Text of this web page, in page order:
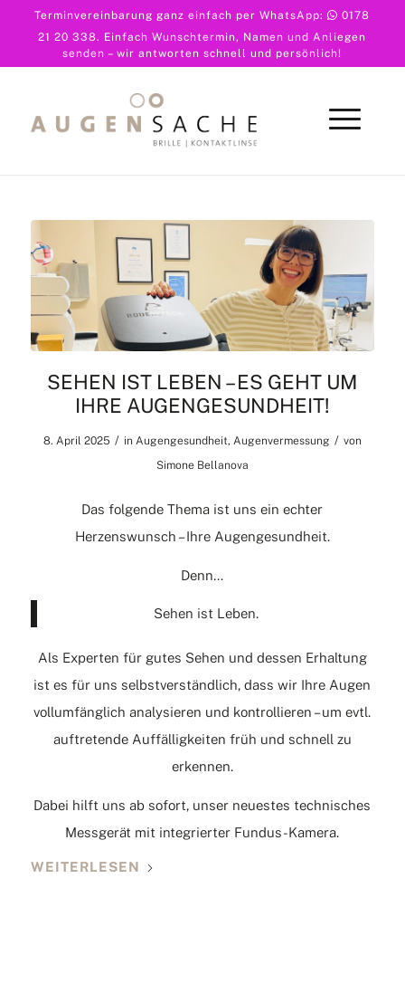
Terminvereinbarung ganz einfach per WhatsApp:
0178
21 20 338. Einfach Wunschtermin, Namen und Anliegen
senden – wir antworten schnell und persönlich!
SEHEN IST LEBEN – ES GEHT UM
IHRE AUGENGESUNDHEIT!
8. April 2025 / in Augengesundheit, Augenvermessung / von
Simone Bellanova
Das folgende Thema ist uns ein echter
Herzenswunsch – Ihre Augengesundheit.
Denn…
Sehen ist Leben.
Als Experten für gutes Sehen und dessen Erhaltung
ist es für uns selbstverständlich, dass wir Ihre Augen
vollumfänglich analysieren und kontrollieren – um evtl.
auftretende Auffälligkeiten früh und schnell zu
erkennen.
Dabei hilft uns ab sofort, unser neuestes technisches
Messgerät mit integrierter Fundus-Kamera.
WEITERLESEN